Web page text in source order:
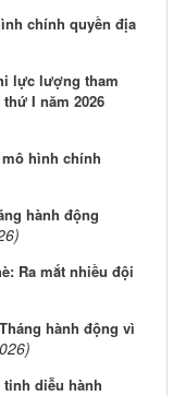
chính quyền địa
lực lượng tham
I năm 2026
hình chính
hành động
Ra mắt nhiều đội
hành động vì
diễu hành